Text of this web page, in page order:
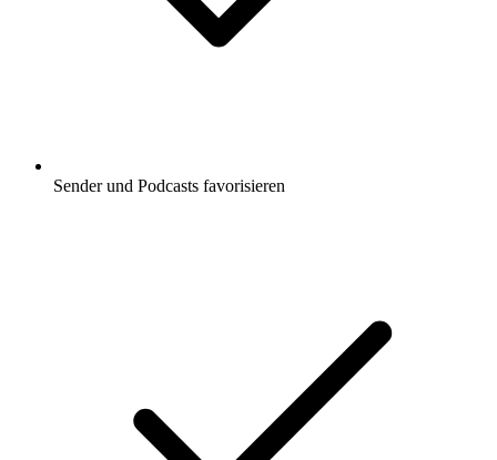
Sender und Podcasts favorisieren